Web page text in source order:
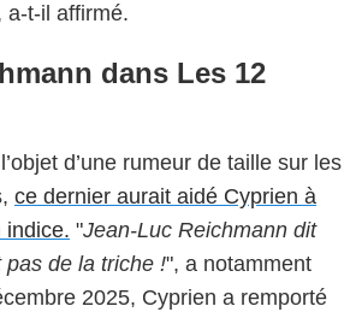
a-t-il affirmé.
dans Les 12
d’une rumeur de taille sur les
ce dernier aurait aidé Cyprien à
indice. "Jean-Luc Reichmann dit
pas de la triche !", a notamment
2025, Cyprien a remporté